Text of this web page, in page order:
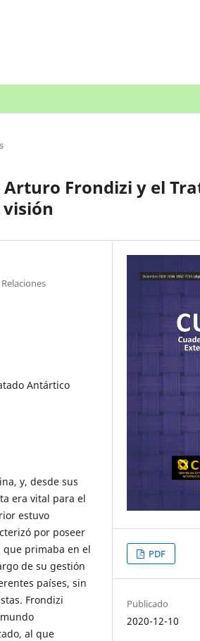
Frondizi y el
Antártico
y, desde sus
era vital para el
estuvo
por poseer
primaba en el
de su gestión
países, sin
Frondizi
al que
PDF
Publicado
2020-12-10